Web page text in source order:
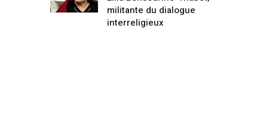
militante du dialogue
interreligieux